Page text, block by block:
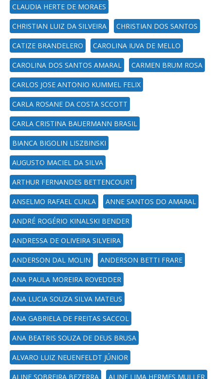
CLAUDIA HERTE DE MORAES
CHRISTIAN LUIZ DA SILVEIRA CHRISTIAN DOS SANTOS
CATIZE BRANDELERO CAROLINA IUVA DE MELLO
CAROLINA DOS SANTOS AMARAL CARMEN BRUM ROSA
CARLOS JOSE ANTONIO KUMMEL FELIX
CARLA ROSANE DA COSTA SCCOTT
CARLA CRISTINA BAUERMANN BRASIL
BIANCA BIGOLIN LISZBINSKI
AUGUSTO MACIEL DA SILVA
ARTHUR FERNANDES BETTENCOURT
ANSELMO RAFAEL CUKLA ANNE SANTOS DO AMARAL
ANDRÉ ROGÉRIO KINALSKI BENDER
ANDRESSA DE OLIVEIRA SILVEIRA
ANDERSON DAL MOLIN ANDERSON BETTI FRARE
ANA PAULA MOREIRA ROVEDDER
ANA LUCIA SOUZA SILVA MATEUS
ANA GABRIELA DE FREITAS SACCOL
ANA BEATRIS SOUZA DE DEUS BRUSA
ALVARO LUIZ NEUENFELDT JÚNIOR
ALINE SOBREIRA BEZERRA ALINE LIMA HERMES MULLER